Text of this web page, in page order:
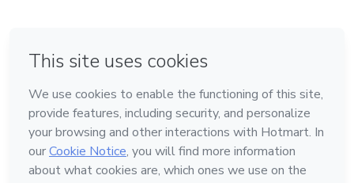
Feito com ❤
em Belo Horizonte
na Cidade do México